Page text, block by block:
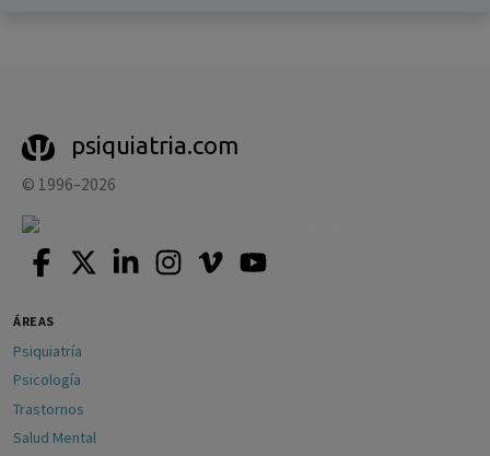
psiquiatria.com
© 1996–2026
ÁREAS
Psiquiatría
Psicología
Trastornos
Salud Mental